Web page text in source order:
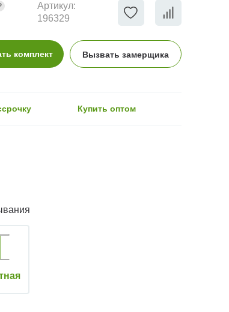
Артикул:
196329
комплект Вызвать замерщика
Купить оптом